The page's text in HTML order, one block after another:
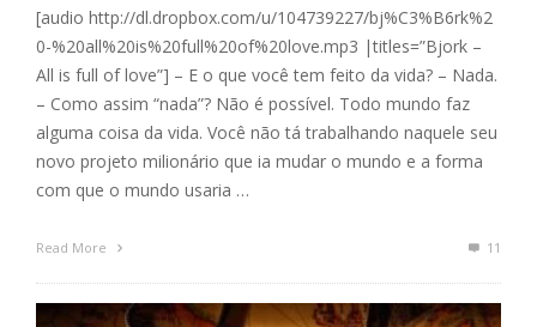
[audio http://dl.dropbox.com/u/104739227/bj%C3%B6rk%2
0-%20all%20is%20full%20of%20love.mp3 |titles=”Bjork –
All is full of love”] – E o que você tem feito da vida? – Nada.
– Como assim “nada”? Não é possível. Todo mundo faz
alguma coisa da vida. Você não tá trabalhando naquele seu
novo projeto milionário que ia mudar o mundo e a forma
com que o mundo usaria …
Read More 11